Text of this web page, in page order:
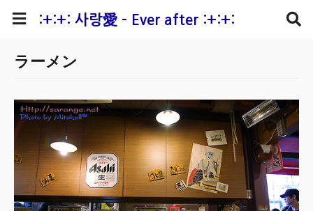
:+:+: 사랑愛 - Ever after :+:+:
ラーメン